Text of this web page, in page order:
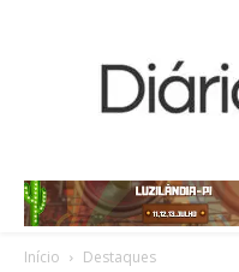
Início Destaques